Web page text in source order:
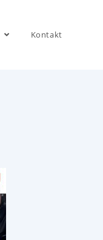
Kontakt